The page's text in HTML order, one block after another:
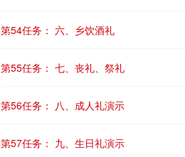
第54任务： 六、乡饮酒礼
第55任务： 七、丧礼、祭礼
第56任务： 八、成人礼演示
第57任务： 九、生日礼演示